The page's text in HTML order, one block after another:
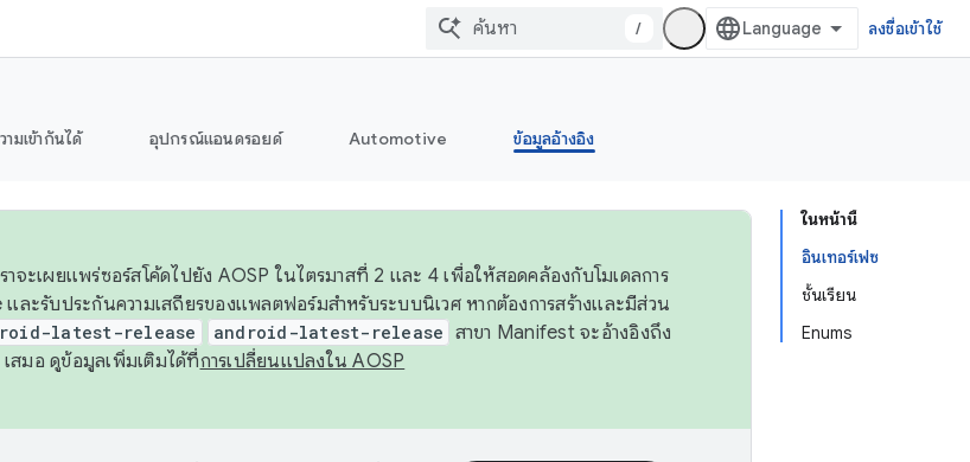
/ ลงชื่อเข้าใช้
ามเข้ากันได้ อุปกรณ์แอนดรอยด์ Automotive ข้อมูลอ้างอิง
ในหน้านี้
อินเทอร์เฟซ
ชั้นเรียน
Enums
จะเผยแพร่ซอร์สโค้ดไปยัง AOSP ในไตรมาสที่ 2 และ 4 เพื่อให้สอดคล้องกับโมเดลการ
ะรับประกันความเสถียรของแพลตฟอร์มสำหรับระบบนิเวศ หากต้องการสร้างและมีส่วน
latest-release android-latest-release สาขา Manifest จะอ้างอิงถึง
สมอ ดูข้อมูลเพิ่มเติมได้ที่การเปลี่ยนแปลงใน AOSP